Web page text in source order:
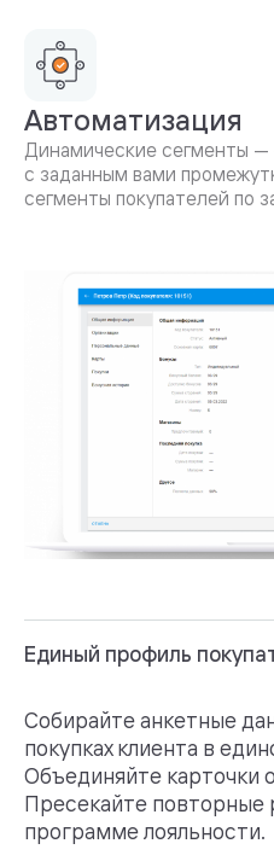
Автоматизация
Динамические сегменты
с заданным вами
сегменты покупателей по
Единый профиль
Собирайте анкетные
покупках клиента в
Объединяйте карточки
Пресекайте повторные
программе лояльности.